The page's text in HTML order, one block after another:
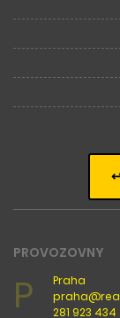
PROVOZOVNY
P
Praha
281 923 434